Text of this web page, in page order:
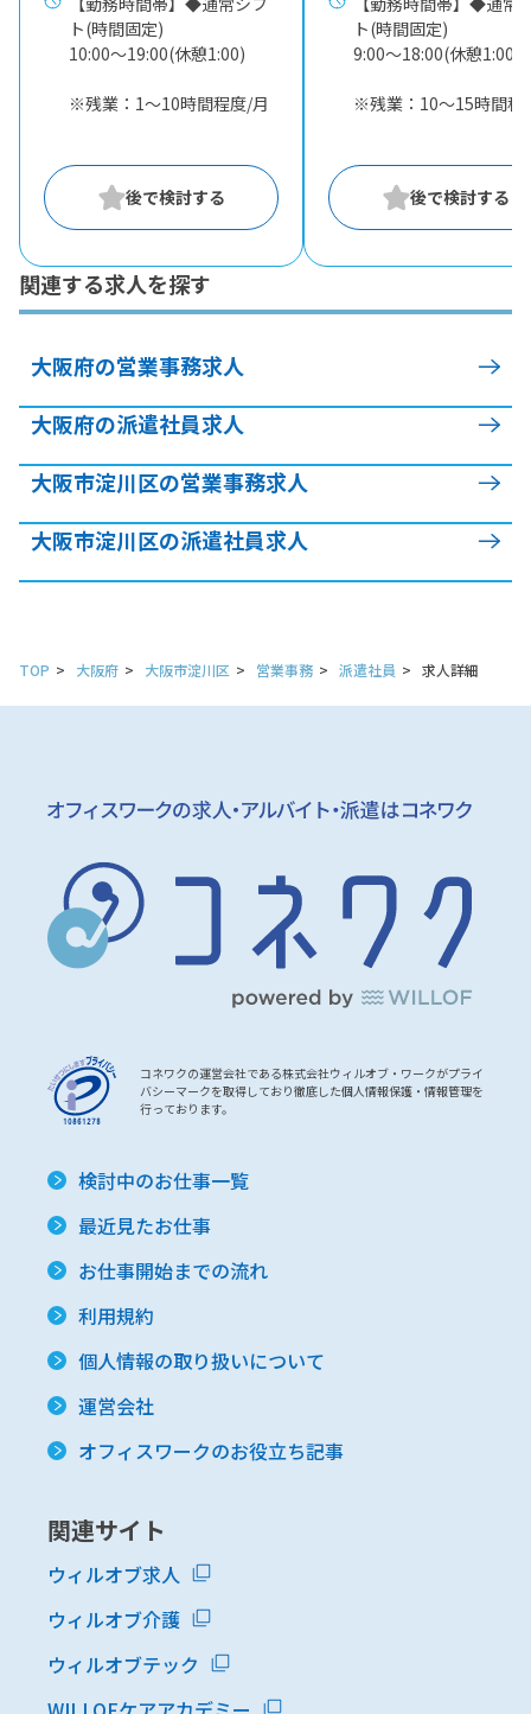
ト(時間固定)
10:00〜19:00(休憩1:00)
※残業：1〜10時間程度/月
ト(時間固定)
9:00〜18:00(休憩1:00)
※残業：10〜15時間程
関連する求人を探す
大阪府の営業事務求人
大阪府の派遣社員求人
大阪市淀川区の営業事務求人
大阪市淀川区の派遣社員求人
TOP 大阪府 大阪市淀川区 営業事務 派遣社員 求人詳細
コネワクの運営会社である株式会社ウィルオブ・ワークがプライ
バシーマークを取得しており徹底した個人情報保護・情報管理を
行っております。
検討中のお仕事一覧
最近見たお仕事
お仕事開始までの流れ
利用規約
個人情報の取り扱いについて
運営会社
オフィスワークのお役立ち記事
関連サイト
ウィルオブ求人
ウィルオブ介護
ウィルオブテック